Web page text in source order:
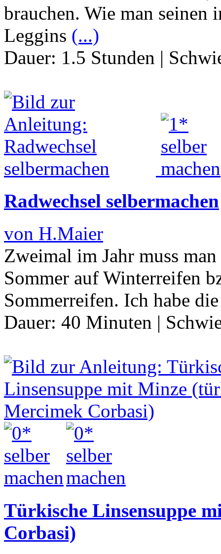
brauchen. Wie man
Leggins (...)
Dauer: 1.5 Stunden |
Radwechsel selbermachen
von H.Maier
Zweimal im Jahr muss
Sommer auf Winterreifen
Sommerreifen. Ich habe
Dauer: 40 Minuten |
Türkische Linsensuppe
Corbasi)